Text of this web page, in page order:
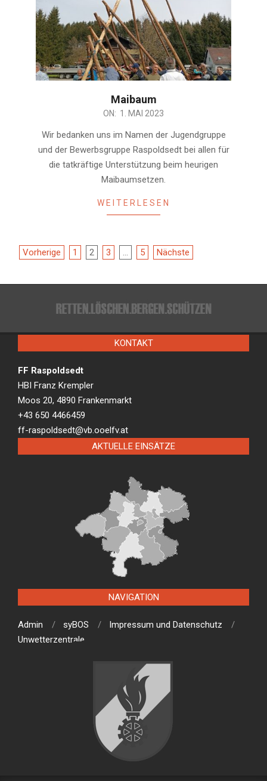
Maibaum
ON: 1. MAI 2023
Wir bedanken uns im Namen der Jugendgruppe
und der Bewerbsgruppe Raspoldsedt bei allen für
die tatkräftige Unterstützung beim heurigen
Maibaumsetzen.
WEITERLESEN
Beitragsnavigation
Vorherige 1 2 3 … 5 Nächste
KONTAKT
FF Raspoldsedt
HBI Franz Krempler
Moos 20, 4890 Frankenmarkt
+43 650 4466459
ff-raspoldsedt@vb.ooelfv.at
AKTUELLE EINSÄTZE
NAVIGATION
Admin syBOS
Impressum und Datenschutz
Unwetterzentrale